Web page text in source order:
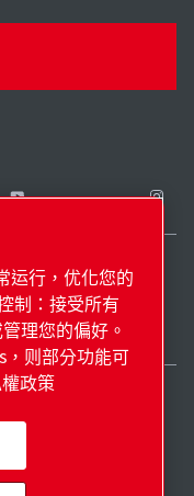
著作權。
运行，优化您的
制：接受所有
理您的偏好。
则部分功能可
政策